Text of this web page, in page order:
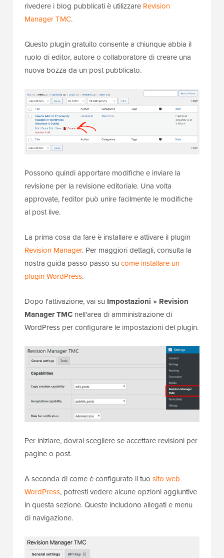
rivedere i blog pubblicati è utilizzare Revision
Manager TMC.
Questo plugin gratuito consente a chiunque abbia il
ruolo di editor, autore o collaboratore di creare una
nuova bozza da un post pubblicato.
Possono quindi apportare modifiche e inviare la
revisione per la revisione editoriale. Una volta
approvate, l'editor può unire facilmente le modifiche
al post live.
La prima cosa da fare è installare e attivare il plugin
Revision Manager. Per maggiori dettagli, consulta la
nostra guida passo passo su come installare un
plugin WordPress.
Dopo l'attivazione, vai su Impostazioni » Revision
Manager TMC nell'area di amministrazione di
WordPress per configurare le impostazioni del plugin.
Per iniziare, dovrai scegliere se accettare revisioni per
pagine o post.
A seconda di come è configurato il tuo sito web
WordPress, potresti vedere alcune opzioni aggiuntive
in questa sezione. Queste includono allegati e menu
di navigazione.